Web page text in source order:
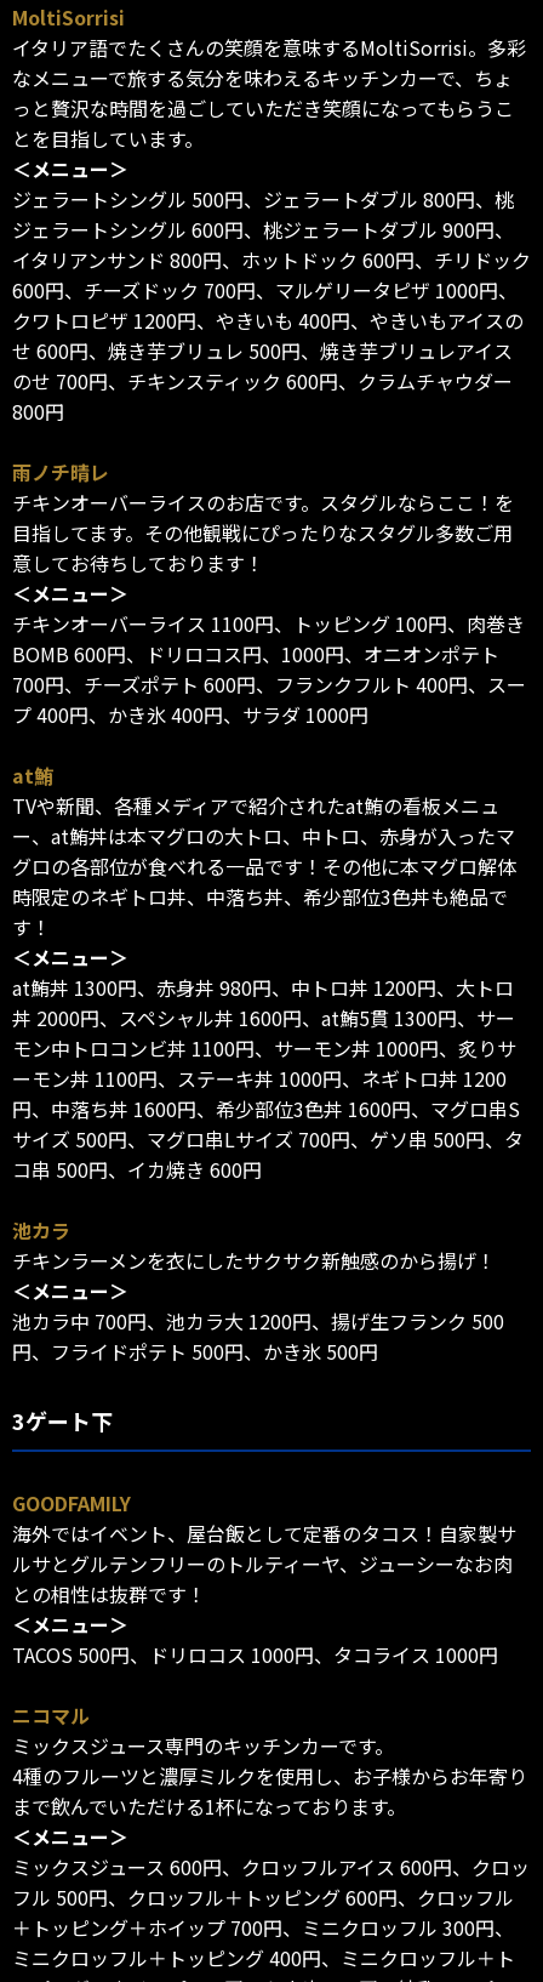
MoltiSorrisi
イタリア語でたくさんの笑顔を意味するMoltiSorrisi。多彩
なメニューで旅する気分を味わえるキッチンカーで、ちょ
っと贅沢な時間を過ごしていただき笑顔になってもらうこ
とを目指しています。
＜メニュー＞
ジェラートシングル 500円、ジェラートダブル 800円、桃
ジェラートシングル 600円、桃ジェラートダブル 900円、
イタリアンサンド 800円、ホットドック 600円、チリドック
600円、チーズドック 700円、マルゲリータピザ 1000円、
クワトロピザ 1200円、やきいも 400円、やきいもアイスの
せ 600円、焼き芋ブリュレ 500円、焼き芋ブリュレアイス
のせ 700円、チキンスティック 600円、クラムチャウダー
800円
雨ノチ晴レ
チキンオーバーライスのお店です。スタグルならここ！を
目指してます。その他観戦にぴったりなスタグル多数ご用
意してお待ちしております！
＜メニュー＞
チキンオーバーライス 1100円、トッピング 100円、肉巻き
BOMB 600円、ドリロコス円、1000円、オニオンポテト
700円、チーズポテト 600円、フランクフルト 400円、スー
プ 400円、かき氷 400円、サラダ 1000円
at鮪
TVや新聞、各種メディアで紹介されたat鮪の看板メニュ
ー、at鮪丼は本マグロの大トロ、中トロ、赤身が入ったマ
グロの各部位が食べれる一品です！その他に本マグロ解体
時限定のネギトロ丼、中落ち丼、希少部位3色丼も絶品で
す！
＜メニュー＞
at鮪丼 1300円、赤身丼 980円、中トロ丼 1200円、大トロ
丼 2000円、スペシャル丼 1600円、at鮪5貫 1300円、サー
モン中トロコンビ丼 1100円、サーモン丼 1000円、炙りサ
ーモン丼 1100円、ステーキ丼 1000円、ネギトロ丼 1200
円、中落ち丼 1600円、希少部位3色丼 1600円、マグロ串S
サイズ 500円、マグロ串Lサイズ 700円、ゲソ串 500円、タ
コ串 500円、イカ焼き 600円
池カラ
チキンラーメンを衣にしたサクサク新触感のから揚げ！
＜メニュー＞
池カラ中 700円、池カラ大 1200円、揚げ生フランク 500
円、フライドポテト 500円、かき氷 500円
3ゲート下
GOODFAMILY
海外ではイベント、屋台飯として定番のタコス！自家製サ
ルサとグルテンフリーのトルティーヤ、ジューシーなお肉
との相性は抜群です！
＜メニュー＞
TACOS 500円、ドリロコス 1000円、タコライス 1000円
ニコマル
ミックスジュース専門のキッチンカーです。
4種のフルーツと濃厚ミルクを使用し、お子様からお年寄り
まで飲んでいただける1杯になっております。
＜メニュー＞
ミックスジュース 600円、クロッフルアイス 600円、クロッ
フル 500円、クロッフル＋トッピング 600円、クロッフル
＋トッピング＋ホイップ 700円、ミニクロッフル 300円、
ミニクロッフル＋トッピング 400円、ミニクロッフル＋ト